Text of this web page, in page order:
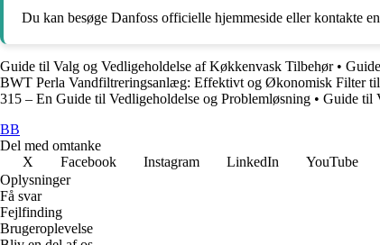
Du kan besøge Danfoss officielle hjemmeside eller kontakte
Guide til Valg og Vedligeholdelse af Køkkenvask Tilbehør•
BWT Perla Vandfiltreringsanlæg: Effektivt og Økonomisk Filter
315 – En Guide til Vedligeholdelse og Problemløsning • Guide til
BB
Del med omtanke
X
Facebook Instagram LinkedIn YouTube
Oplysninger
Få svar
Fejlfinding
Brugeroplevelse